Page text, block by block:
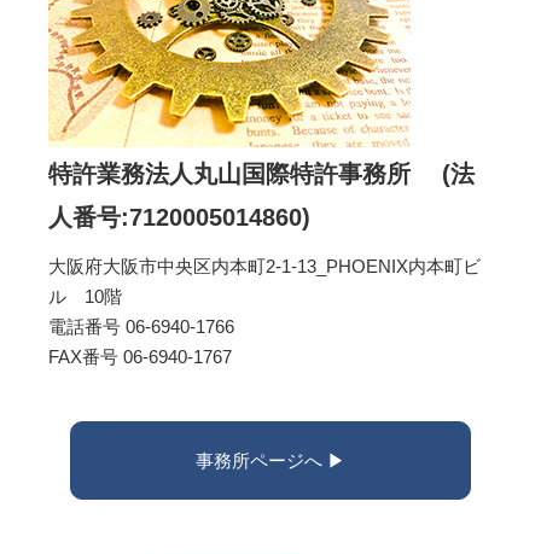
特許業務法人丸山国際特許事務所 (法
人番号:7120005014860)
大阪府大阪市中央区内本町2-1-13_PHOENIX内本町ビ
ル 10階
電話番号 06-6940-1766
FAX番号 06-6940-1767
事務所ページへ ▶︎